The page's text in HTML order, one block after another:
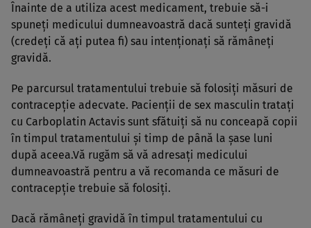
Înainte de a utiliza acest medicament, trebuie să-i
spuneţi medicului dumneavoastră dacă sunteţi gravidă
(credeţi că aţi putea fi) sau intenţionaţi să rămâneţi
gravidă.
Pe parcursul tratamentului trebuie să folosiţi măsuri de
contracepţie adecvate. Pacienţii de sex masculin trataţi
cu Carboplatin Actavis sunt sfătuiţi să nu conceapă copii
în timpul tratamentului şi timp de până la şase luni
după aceea.Vă rugăm să vă adresaţi medicului
dumneavoastră pentru a vă recomanda ce măsuri de
contracepţie trebuie să folosiţi.
Dacă rămâneţi gravidă în timpul tratamentului cu